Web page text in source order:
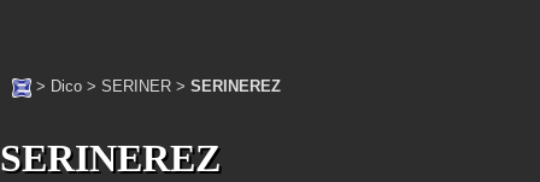
> Dico > SERINER > SERINEREZ
SERINEREZ